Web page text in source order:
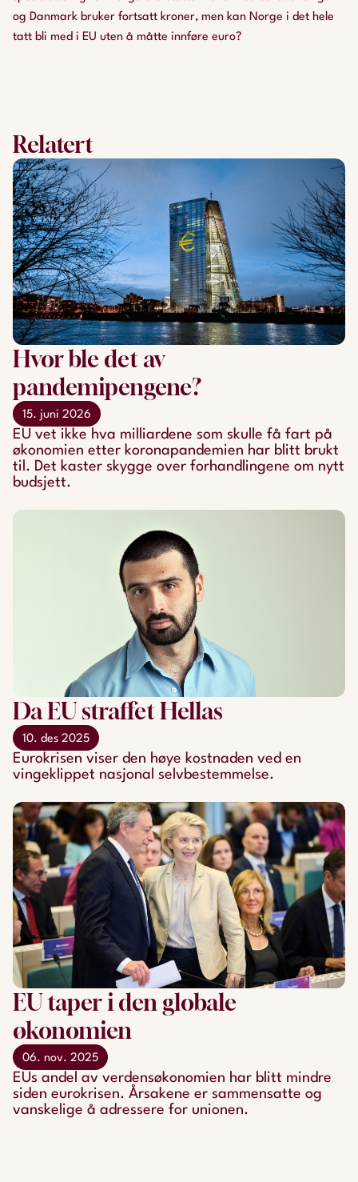
og Danmark bruker fortsatt kroner, men kan Norge i det hele
tatt bli med i EU uten å måtte innføre euro?
Relatert
Hvor ble det av
pandemipengene?
15. juni 2026
EU vet ikke hva milliardene som skulle få fart på
økonomien etter koronapandemien har blitt brukt
til. Det kaster skygge over forhandlingene om nytt
budsjett.
Da EU straffet Hellas
10. des 2025
Eurokrisen viser den høye kostnaden ved en
vingeklippet nasjonal selvbestemmelse.
EU taper i den globale
økonomien
06. nov. 2025
EUs andel av verdensøkonomien har blitt mindre
siden eurokrisen. Årsakene er sammensatte og
vanskelige å adressere for unionen.